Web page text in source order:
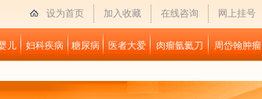
设为首页 加入收藏 在线咨询 网上挂号
儿 妇科疾病 糖尿病 医者大爱 肉瘤氩氦刀 周岱翰肿瘤